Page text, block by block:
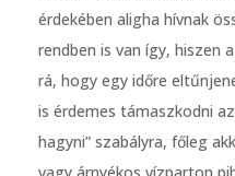
érdekében aligha hívnak
rendben is van így, hiszen
rá, hogy egy időre
is érdemes támaszkodni
hagyni” szabályra, főleg
vagy árnyékos vízparton